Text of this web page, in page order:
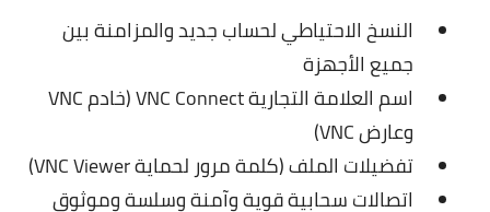
النسخ الاحتياطي لحساب جديد والمزامنة بين
جميع الأجهزة
اسم العلامة التجارية VNC Connect (خادم VNC
وعارض VNC)
تفضيلات الملف (كلمة مرور لحماية VNC Viewer)
اتصالات سحابية قوية وآمنة وسلسة وموثوق